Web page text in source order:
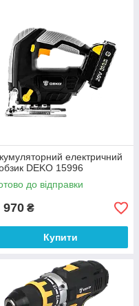
електричний
DEKO 15996
до відправки
970 ₴
Купити